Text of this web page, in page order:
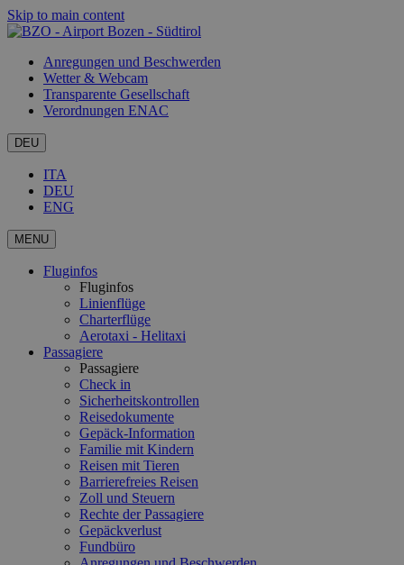
Skip to main content
Anregungen und Beschwerden
Wetter & Webcam
Transparente Gesellschaft
Verordnungen ENAC
DEU
ITA
DEU
ENG
MENU
Fluginfos
Fluginfos
Linienflüge
Charterflüge
Aerotaxi - Helitaxi
Passagiere
Passagiere
Check in
Sicherheitskontrollen
Reisedokumente
Gepäck-Information
Familie mit Kindern
Reisen mit Tieren
Barrierefreies Reisen
Zoll und Steuern
Rechte der Passagiere
Gepäckverlust
Fundbüro